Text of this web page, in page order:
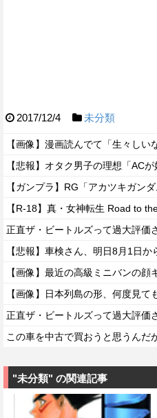
2017/12/4 未分類
【画像】漫画読んでて「生々しい
正直ザ・ビートルズって過大評価
【画像】最近の高級ミニバンの顔
【画像】日本列島の形、何度見て
正直ザ・ビートルズって過大評価
この車を中古で買おうと思うんだ
"未分類" の関連記事